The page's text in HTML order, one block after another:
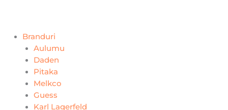
Branduri
Aulumu
Daden
Pitaka
Melkco
Guess
Karl Lagerfeld